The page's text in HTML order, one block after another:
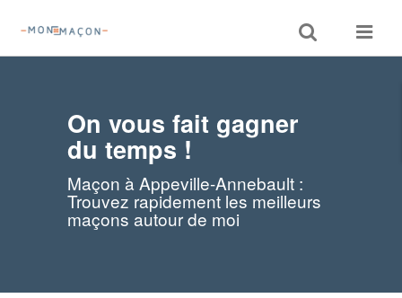
Toggle
search
Toggle
On vous fait gagner
du temps !
Maçon à Appeville-Annebault :
Trouvez rapidement les meilleurs
maçons autour de moi